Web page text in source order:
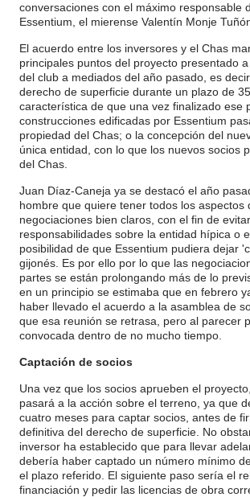
conversaciones con el máximo responsable
Essentium, el mierense Valentín Monje
El acuerdo entre los inversores y el Chas
principales puntos del proyecto presentado
del club a mediados del año pasado, es
derecho de superficie durante un plazo de
característica de que una vez finalizado ese
construcciones edificadas por Essentium
propiedad del Chas; o la concepción del
única entidad, con lo que los nuevos socios
del Chas.
Juan Díaz-Caneja ya se destacó el año
hombre que quiere tener todos los aspectos
negociaciones bien claros, con el fin de
responsabilidades sobre la entidad hípica o
posibilidad de que Essentium pudiera dejar
gijonés. Es por ello por lo que las
partes se están prolongando más de lo
en un principio se estimaba que en febrero
haber llevado el acuerdo a la asamblea de
que esa reunión se retrasa, pero al parecer
convocada dentro de no mucho tiempo.
Captación de socios
Una vez que los socios aprueben el
pasará a la acción sobre el terreno, ya que
cuatro meses para captar socios, antes de
definitiva del derecho de superficie. No
inversor ha establecido que para llevar
debería haber captado un número mínimo
el plazo referido. El siguiente paso sería el
financiación y pedir las licencias de obra